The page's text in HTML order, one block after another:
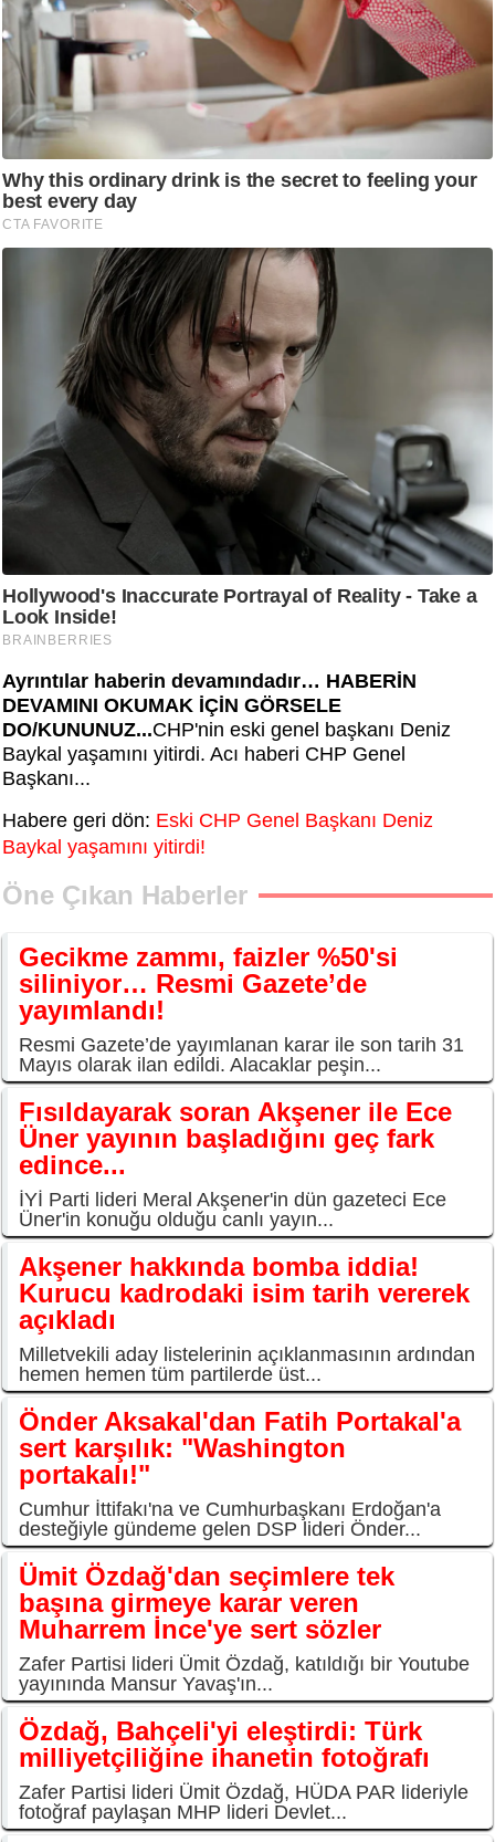
Ayrıntılar haberin devamındadır… HABERİN
DEVAMINI OKUMAK İÇİN GÖRSELE
DO/KUNUNUZ...CHP'nin eski genel başkanı Deniz
Baykal yaşamını yitirdi. Acı haberi CHP Genel
Başkanı...
Habere geri dön: Eski CHP Genel Başkanı Deniz
Baykal yaşamını yitirdi!
Öne Çıkan Haberler
Gecikme zammı, faizler %50'si
siliniyor… Resmi Gazete’de
yayımlandı!
Resmi Gazete’de yayımlanan karar ile son tarih 31
Mayıs olarak ilan edildi. Alacaklar peşin...
Fısıldayarak soran Akşener ile Ece
Üner yayının başladığını geç fark
edince...
İYİ Parti lideri Meral Akşener'in dün gazeteci Ece
Üner'in konuğu olduğu canlı yayın...
Akşener hakkında bomba iddia!
Kurucu kadrodaki isim tarih vererek
açıkladı
Milletvekili aday listelerinin açıklanmasının ardından
hemen hemen tüm partilerde üst...
Önder Aksakal'dan Fatih Portakal'a
sert karşılık: "Washington
portakalı!"
Cumhur İttifakı'na ve Cumhurbaşkanı Erdoğan'a
desteğiyle gündeme gelen DSP lideri Önder...
Ümit Özdağ'dan seçimlere tek
başına girmeye karar veren
Muharrem İnce'ye sert sözler
Zafer Partisi lideri Ümit Özdağ, katıldığı bir Youtube
yayınında Mansur Yavaş'ın...
Özdağ, Bahçeli'yi eleştirdi: Türk
milliyetçiliğine ihanetin fotoğrafı
Zafer Partisi lideri Ümit Özdağ, HÜDA PAR lideriyle
fotoğraf paylaşan MHP lideri Devlet...